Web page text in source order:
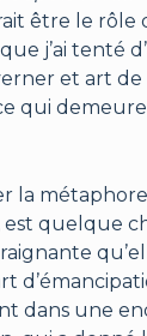
être le rôle
j’ai tenté
et art de
qui
la
est quelque
dans une